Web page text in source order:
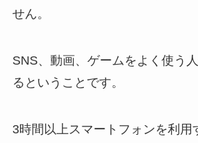
せん。
SNS、動画、ゲームをよく使う
るということです。
3時間以上スマートフォンを利用